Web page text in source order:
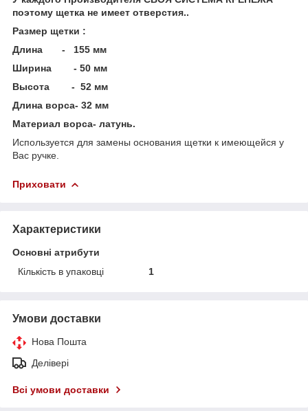
поэтому щетка не имеет отверстия..
Размер щетки :
Длина - 155 мм
Ширина - 50 мм
Высота - 52 мм
Длина ворса- 32 мм
Материал ворса- латунь.
Используется для замены основания щетки к имеющейся у
Вас ручке.
Приховати
Характеристики
Основні атрибути
Кількість в упаковці
1
Умови доставки
Нова Пошта
Делівері
Всі умови доставки